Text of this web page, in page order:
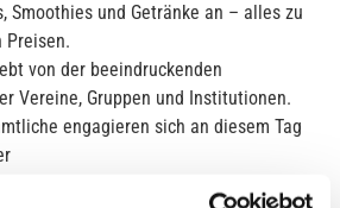
Smoothies und Getränke an – alles zu
von der beeindruckenden
Vereine, Gruppen und Institutionen.
engagieren sich an diesem Tag